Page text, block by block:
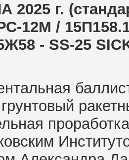
г.
12М /
- SS-25